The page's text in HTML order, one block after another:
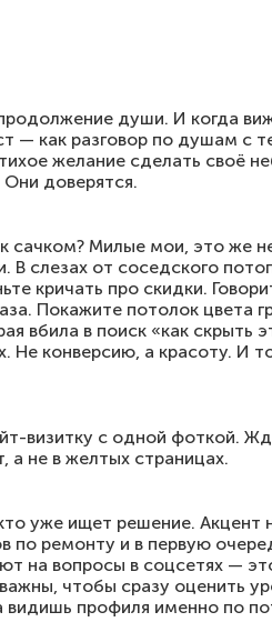
души. И когда
— как разговор по душам с
желание сделать своё
доверятся.
сачком? Милые мои, это же
слезах от соседского
кричать про скидки.
Покажите потолок цвета
вбила в поиск «как скрыть
Не конверсию, а красоту. И
визитку с одной фоткой.
а не в желтых страницах.
уже ищет решение. Акцент
по ремонту и в первую
на вопросы в соцсетях —
чтобы сразу оценить
видишь профиля именно по